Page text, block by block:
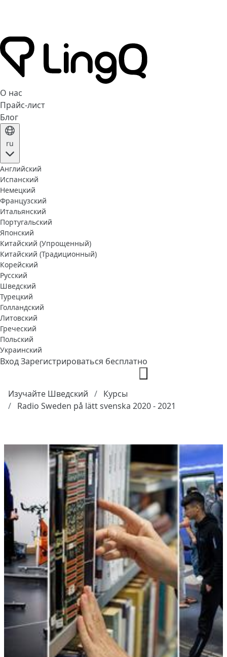
О нас
Прайс-лист
Блог
ru
Английский
Испанский
Немецкий
Французский
Итальянский
Португальский
Японский
Китайский (Упрощенный)
Китайский (Традиционный)
Корейский
Русский
Шведский
Турецкий
Голландский
Литовский
Греческий
Польский
Украинский
ВходЗарегистрироваться бесплатно
Изучайте Шведский
Курсы
Radio Sweden på lätt svenska 2020 - 2021